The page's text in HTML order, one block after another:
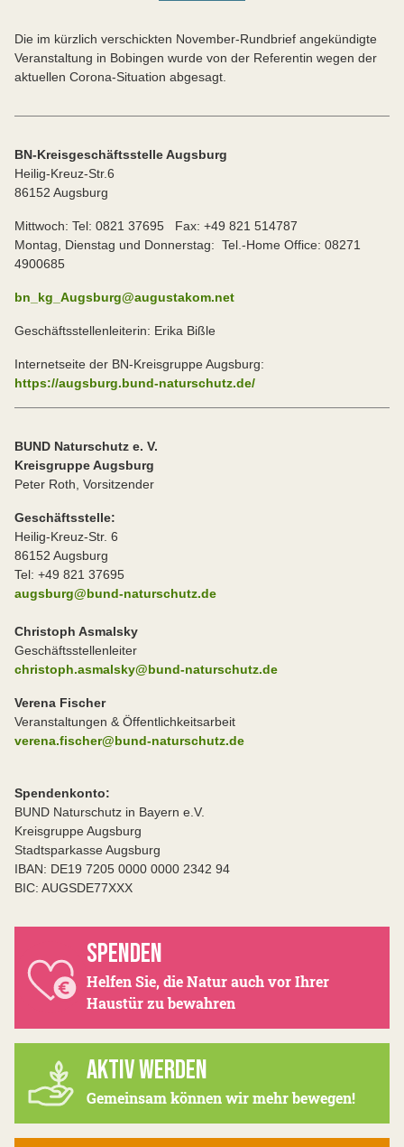
Die im kürzlich verschickten November-Rundbrief angekündigte
Veranstaltung in Bobingen wurde von der Referentin wegen der
aktuellen Corona-Situation abgesagt.
BN-Kreisgeschäftsstelle Augsburg
Heilig-Kreuz-Str.6
86152 Augsburg
Mittwoch: Tel: 0821 37695 Fax: +49 821 514787
Montag, Dienstag und Donnerstag: Tel.-Home Office: 08271
4900685
bn_kg_Augsburg@augustakom.net
Geschäftsstellenleiterin: Erika Bißle
Internetseite der BN-Kreisgruppe Augsburg:
https://augsburg.bund-naturschutz.de/
BUND Naturschutz e. V.
Kreisgruppe Augsburg
Peter Roth, Vorsitzender
Geschäftsstelle:
Heilig-Kreuz-Str. 6
86152 Augsburg
Tel: +49 821 37695
augsburg@bund-naturschutz.de
Christoph Asmalsky
Geschäftsstellenleiter
christoph.asmalsky@bund-naturschutz.de
Verena Fischer
Veranstaltungen & Öffentlichkeitsarbeit
verena.fischer@bund-naturschutz.de
Spendenkonto:
BUND Naturschutz in Bayern e.V.
Kreisgruppe Augsburg
Stadtsparkasse Augsburg
IBAN: DE19 7205 0000 0000 2342 94
BIC: AUGSDE77XXX
SPENDEN
Helfen Sie, die Natur auch vor Ihrer
Haustür zu bewahren
AKTIV WERDEN
Gemeinsam können wir mehr bewegen!